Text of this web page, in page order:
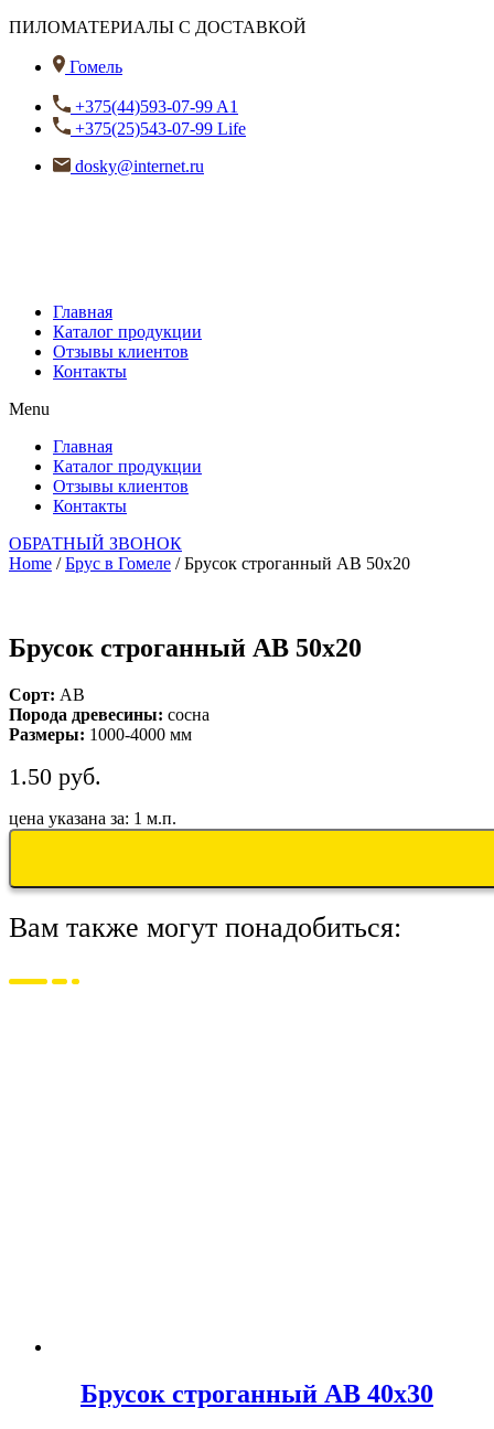
ПИЛОМАТЕРИАЛЫ С ДОСТАВКОЙ
Гомель
+375(44)593-07-99 A1
+375(25)543-07-99 Life
dosky@internet.ru
Главная
Каталог продукции
Отзывы клиентов
Контакты
Menu
Главная
Каталог продукции
Отзывы клиентов
Контакты
ОБРАТНЫЙ ЗВОНОК
Home /Брус в Гомеле / Брусок строганный АВ 50х20
Брусок строганный АВ 50х20
Сорт: AB
Порода древесины: сосна
Размеры: 1000-4000 мм
1.50 руб.
цена указана за: 1 м.п.
Вам также могут понадобиться:
Брусок строганный АВ 40х30